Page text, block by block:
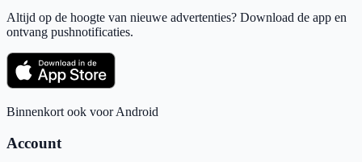
Altijd op de hoogte van nieuwe advertenties? Download de app en
ontvang pushnotificaties.
Binnenkort ook voor Android
Account